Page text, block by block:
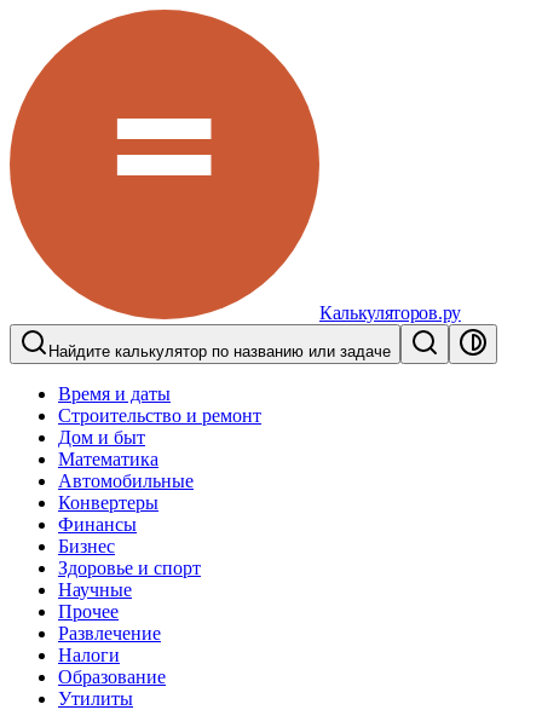
Калькуляторов.ру
Найдите калькулятор по названию или задаче
Время и даты
Строительство и ремонт
Дом и быт
Математика
Автомобильные
Конвертеры
Финансы
Бизнес
Здоровье и спорт
Научные
Прочее
Развлечение
Налоги
Образование
Утилиты